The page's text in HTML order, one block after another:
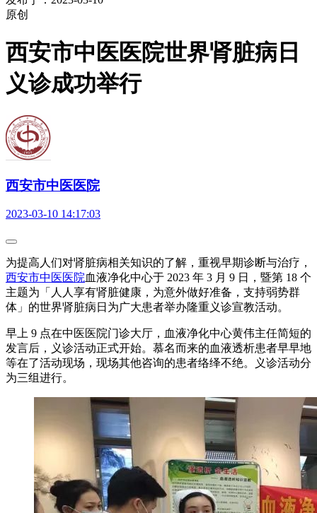
原创
西安市中医医院世界肾脏病日
义诊成功举行
西安市中医医院
2023-03-10 14:17:03
为提高人们对肾脏病相关知识的了解，重视早期诊断与治疗，
西安市中医医院血液净化中心于 2023 年 3 月 9 日，暨第 18 个
主题为「人人享有肾脏健康，为意外做好准备，支持弱势群
体」的世界肾脏病日为广大患者举办隆重义诊宣教活动。
早上 9 点在中医医院门诊大厅，血液净化中心黄伟主任简短的
发言后，义诊活动正式开始。慕名而来的血液透析患者早早地
等在了活动现场，现场其他咨询的患者络绎不绝。义诊活动分
为三组进行。